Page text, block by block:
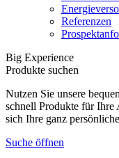
Referenzen
Big Experience
Produkte suchen
Nutzen Sie unsere
schnell Produkte für Ihre
sich Ihre ganz
Suche öffnen